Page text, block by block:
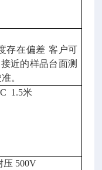
存在偏差 客户可
近的样品台面测
。
1.5米
500V